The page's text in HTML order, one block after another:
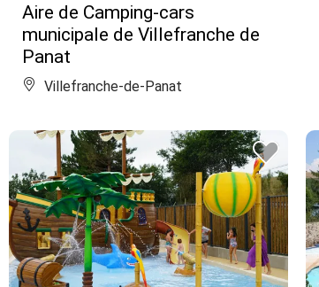
Aire de Camping-cars
municipale de Villefranche de
Panat
Villefranche-de-Panat